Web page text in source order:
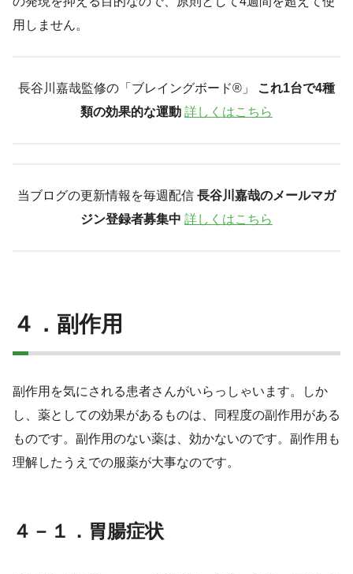
用しません。
長谷川嘉哉監修の「ブレイングボード®︎」
これ1台で4種
類の効果的な運動 詳しくはこちら
当ブログの更新情報を毎週配信 長谷川嘉哉のメールマガ
ジン登録者募集中 詳しくはこちら
４．副作用
副作用を気にされる患者さんがいらっしゃいます。しか
し、薬としての効果があるものは、同程度の副作用がある
ものです。副作用のない薬は、効かないのです。副作用も
理解したうえでの服薬が大事なのです。
４－１．胃腸症状